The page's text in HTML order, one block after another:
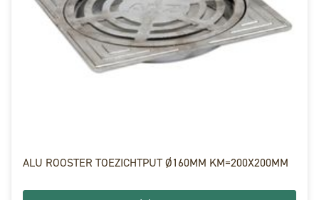
ALU ROOSTER TOEZICHTPUT Ø160MM KM=200X200MM